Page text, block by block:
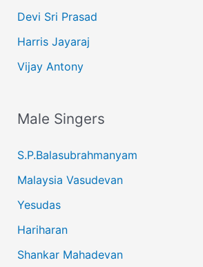
Devi Sri Prasad
Harris Jayaraj
Vijay Antony
Male Singers
S.P.Balasubrahmanyam
Malaysia Vasudevan
Yesudas
Hariharan
Shankar Mahadevan